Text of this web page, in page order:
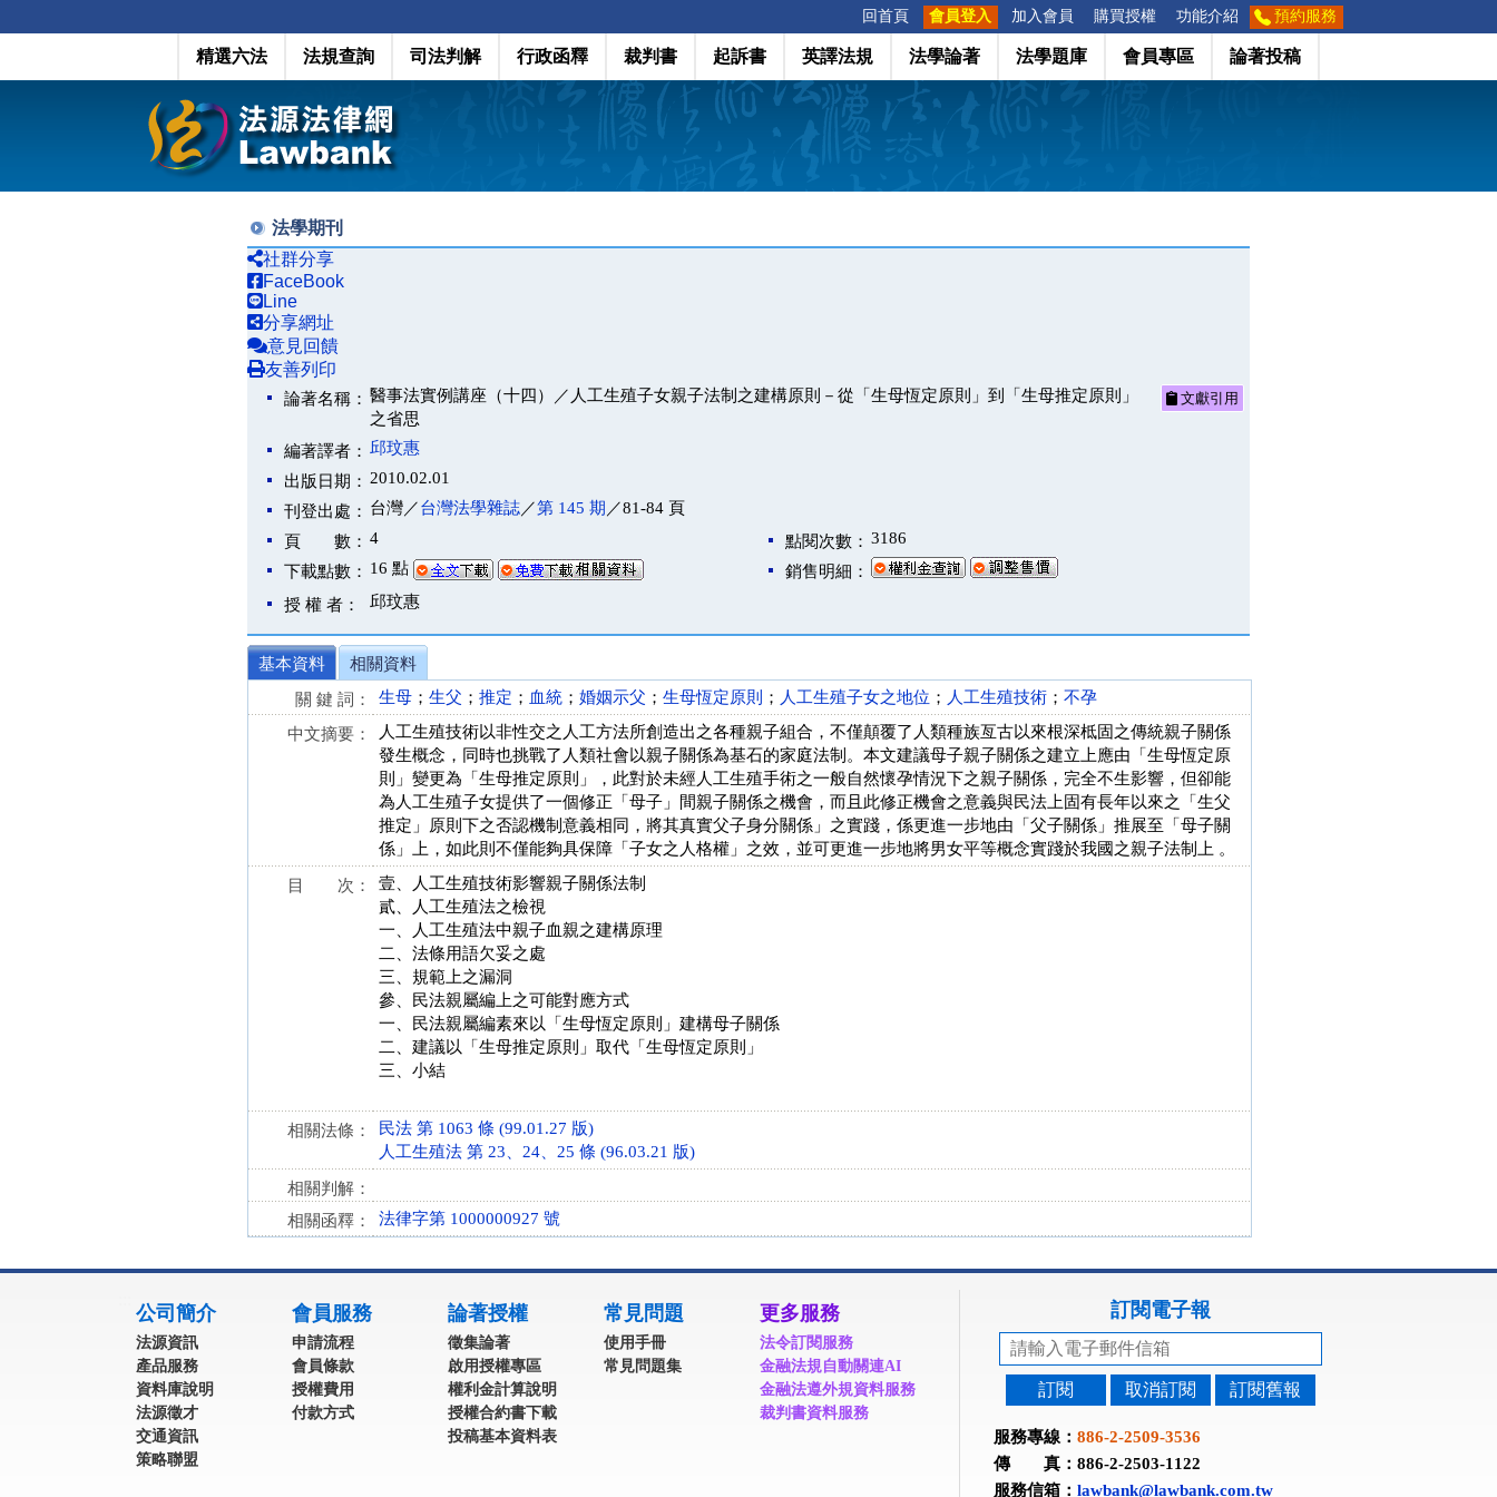
回首頁 會員登入 加入會員 購買授權 功能介紹 預約服務
精選六法 法規查詢 司法判解 行政函釋 裁判書 起訴書 英譯法規 法學論著 法學題庫 會員專區 論著投稿
法學期刊
社群分享
FaceBook
Line
分享網址
意見回饋
友善列印
論著名稱： 醫事法實例講座（十四）／人工生殖子女親子法制之建構原則－從「生母恆定原則」到「生母推定原則」
之省思
文獻引用
編著譯者： 邱玟惠
出版日期： 2010.02.01
刊登出處： 台灣／台灣法學雜誌／第 145 期 ／81-84 頁
頁 數： 4 點閱次數： 3186
下載點數： 16 點
銷售明細：
授 權 者：
邱玟惠
基本資料
相關資料
關 鍵 詞：
生母 ； 生父 ； 推定 ； 血統 ； 婚姻示父 ； 生母恆定原則 ； 人工生殖子女之地位 ； 人工生殖技術 ； 不孕
中文摘要：
人工生殖技術以非性交之人工方法所創造出之各種親子組合，不僅顛覆了人類種族亙古以來根深柢固之傳統親子關係
發生概念，同時也挑戰了人類社會以親子關係為基石的家庭法制。本文建議母子親子關係之建立上應由「生母恆定原
則」變更為「生母推定原則」，此對於未經人工生殖手術之一般自然懷孕情況下之親子關係，完全不生影響，但卻能
為人工生殖子女提供了一個修正「母子」間親子關係之機會，而且此修正機會之意義與民法上固有長年以來之「生父
推定」原則下之否認機制意義相同，將其真實父子身分關係」之實踐，係更進一步地由「父子關係」推展至「母子關
係」上，如此則不僅能夠具保障「子女之人格權」之效，並可更進一步地將男女平等概念實踐於我國之親子法制上 。
目 次：
壹、人工生殖技術影響親子關係法制
貳、人工生殖法之檢視
一、人工生殖法中親子血親之建構原理
二、法條用語欠妥之處
三、規範上之漏洞
參、民法親屬編上之可能對應方式
一、民法親屬編素來以「生母恆定原則」建構母子關係
二、建議以「生母推定原則」取代「生母恆定原則」
三、小結
相關法條：
民法 第 1063 條 (99.01.27 版)
人工生殖法 第 23、24、25 條 (96.03.21 版)
相關判解：
相關函釋：
法律字第 1000000927 號
公司簡介
法源資訊
產品服務
資料庫說明
法源徵才
交通資訊
策略聯盟
會員服務
申請流程
會員條款
授權費用
付款方式
論著授權
徵集論著
啟用授權專區
權利金計算說明
授權合約書下載
投稿基本資料表
常見問題
使用手冊
常見問題集
更多服務
法令訂閱服務
金融法規自動關連AI
金融法遵外規資料服務
裁判書資料服務
訂閱電子報
訂閱 取消訂閱 訂閱舊報
服務專線： 886-2-2509-3536
傳 真：886-2-2503-1122
服務信箱： lawbank@lawbank.com.tw